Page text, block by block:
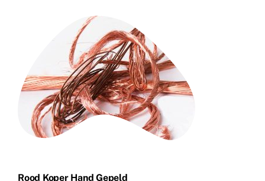
Rood Koper Hand Gepeld